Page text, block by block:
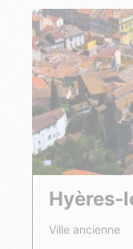
Ville ancienne